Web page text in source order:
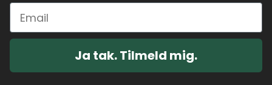
Ja tak. Tilmeld mig.